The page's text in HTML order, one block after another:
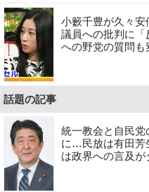
小籔千豊が久々
議員への批判に
への野党の質問も
話題の記事
統一教会と自民
に…民放は有田芳
は政界への言及が